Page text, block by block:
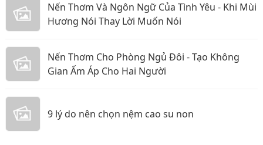
Nến Thơm Và Ngôn Ngữ Của Tình Yêu - Khi Mùi
Hương Nói Thay Lời Muốn Nói
Nến Thơm Cho Phòng Ngủ Đôi - Tạo Không
Gian Ấm Áp Cho Hai Người
9 lý do nên chọn nệm cao su non